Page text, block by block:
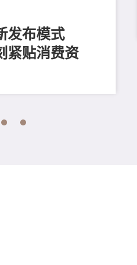
发布模式
紧贴消费资
2 3